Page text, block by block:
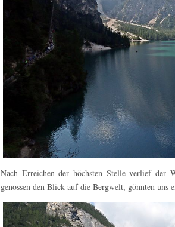
Nach Erreichen der höchsten Stelle verlief der
genossen den Blick auf die Bergwelt, gönnten uns